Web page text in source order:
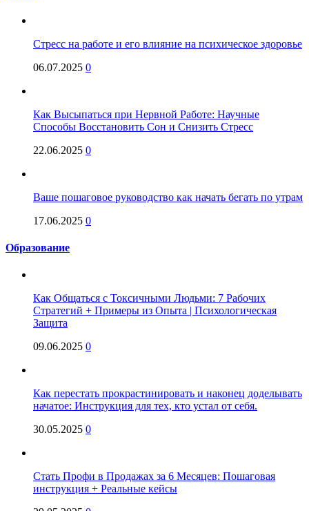
Стресс на работе и его влияние на психическое здоровье
06.07.2025 0
Как Высыпаться при Нервной Работе: Научные
Способы Восстановить Сон и Снизить Стресс
22.06.2025 0
Ваше пошаговое руководство как начать бегать по утрам
17.06.2025 0
Образование
Как Общаться с Токсичными Людьми: 7 Рабочих
Стратегий + Примеры из Опыта | Психологическая
Защита
09.06.2025 0
Как перестать прокрастинировать и наконец доделывать
начатое: Инструкция для тех, кто устал от себя.
30.05.2025 0
Стать Профи в Продажах за 6 Месяцев: Пошаговая
инструкция + Реальные кейсы